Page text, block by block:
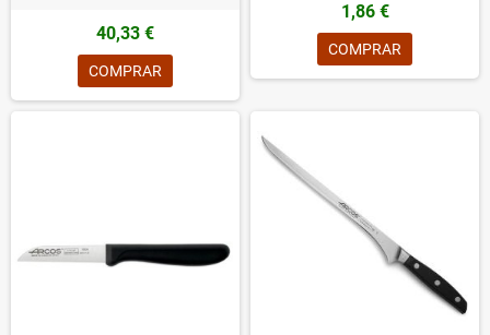
40,33 €
COMPRAR
1,86 €
COMPRAR